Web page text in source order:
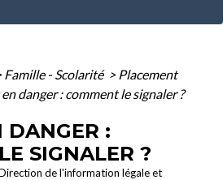
Famille - Scolarité > Placement
danger : comment le signaler ?
DANGER :
SIGNALER ?
de l'information légale et